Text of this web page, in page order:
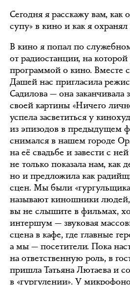
Сегодня я расскажу вам, как
супу» в кино и как я охранял
В кино я попал по
от радиостанции, на которой
программой о кино. Вместе
Дашей нас пригласила
Садилова — она заканчивала
своей картины «Ничего
успела засветиться у
из эпизодов в предыдущем
снимался в нашем городе
на её свадьбе и завести с
не только показала нам, как
но и предложила как
сцен. Мы были
называют киношники
вы не слышите в фильмах,
интершум — звуковая
сцена в кафе, где главные
а мы — посетители. Пока
на ответственную роль, в
пришла Татьяна Лютаева и
в «гургулении». У